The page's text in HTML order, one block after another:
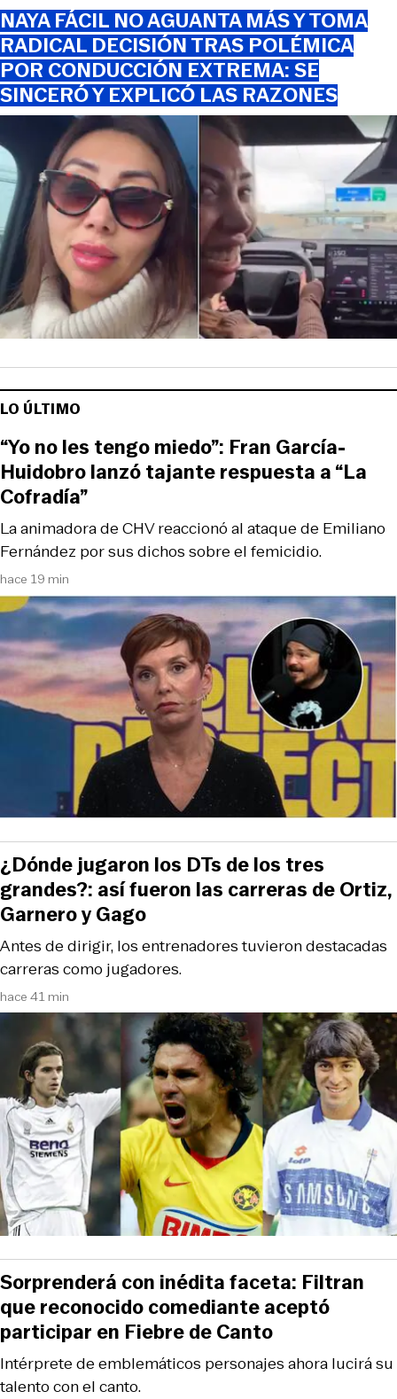
NAYA FÁCIL NO AGUANTA MÁS Y TOMA
RADICAL DECISIÓN TRAS POLÉMICA
POR CONDUCCIÓN EXTREMA: SE
SINCERÓ Y EXPLICÓ LAS RAZONES
LO ÚLTIMO
hace 19 min
La animadora de CHV reaccionó al ataque de Emiliano
Fernández por sus dichos sobre el femicidio.
“Yo no les tengo miedo”: Fran García-
Huidobro lanzó tajante respuesta a “La
Cofradía”
hace 41 min
Antes de dirigir, los entrenadores tuvieron destacadas
carreras como jugadores.
¿Dónde jugaron los DTs de los tres
grandes?: así fueron las carreras de Ortiz,
Garnero y Gago
Intérprete de emblemáticos personajes ahora lucirá su
talento con el canto.
Sorprenderá con inédita faceta: Filtran
que reconocido comediante aceptó
participar en Fiebre de Canto